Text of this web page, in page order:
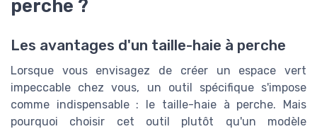
perche ?
Les avantages d'un taille-haie à perche
Lorsque vous envisagez de créer un espace vert
impeccable chez vous, un outil spécifique s'impose
comme indispensable : le taille-haie à perche. Mais
pourquoi choisir cet outil plutôt qu'un modèle